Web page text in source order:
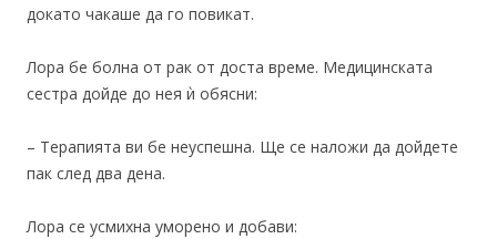
докато чакаше да го повикат.
Лора бе болна от рак от доста време. Медицинската
сестра дойде до нея ѝ обясни:
– Терапията ви бе неуспешна. Ще се наложи да дойдете
пак след два дена.
Лора се усмихна уморено и добави: